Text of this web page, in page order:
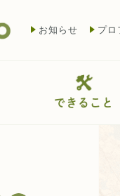
お知らせ プ
できること